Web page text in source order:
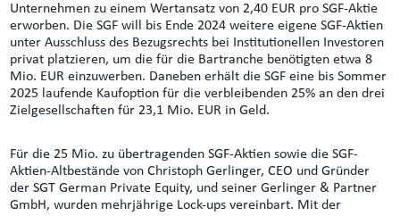
Unternehmen zu einem Wertansatz von 2,40 EUR pro SGF-Aktie
erworben. Die SGF will bis Ende 2024 weitere eigene SGF-Aktien
unter Ausschluss des Bezugsrechts bei Institutionellen Investoren
privat platzieren, um die für die Bartranche benötigten etwa 8
Mio. EUR einzuwerben. Daneben erhält die SGF eine bis Sommer
2025 laufende Kaufoption für die verbleibenden 25% an den drei
Zielgesellschaften für 23,1 Mio. EUR in Geld.
Für die 25 Mio. zu übertragenden SGF-Aktien sowie die SGF-
Aktien-Altbestände von Christoph Gerlinger, CEO und Gründer
der SGT German Private Equity, und seiner Gerlinger & Partner
GmbH, wurden mehrjährige Lock-ups vereinbart. Mit der